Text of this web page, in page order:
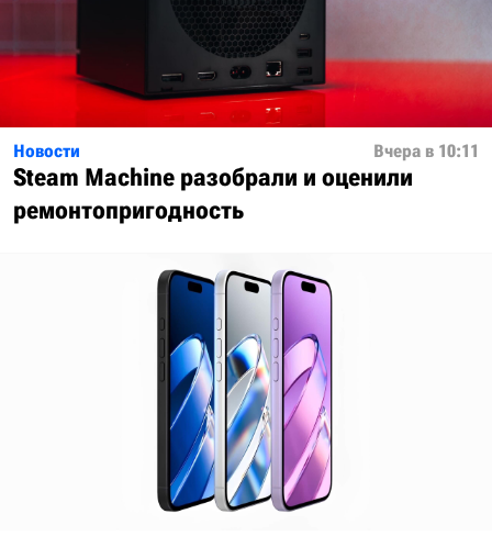
Новости Вчера в 10:11
Steam Machine разобрали и оценили
ремонтопригодность